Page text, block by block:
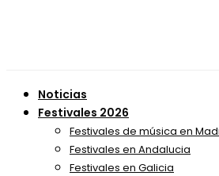
Noticias
Festivales 2026
Festivales de música en
Festivales en Andalucia
Festivales en Galicia